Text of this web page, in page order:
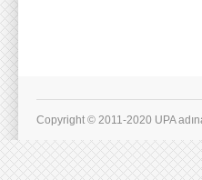
Copyright © 2011-2020 UPA